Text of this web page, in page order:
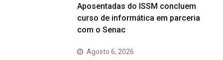
Aposentadas do ISSM concluem
curso de informática em parceria
com o Senac
Agosto 6, 2026